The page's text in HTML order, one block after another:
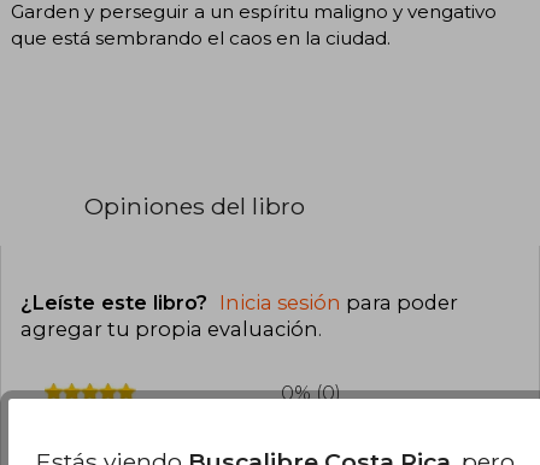
Garden y perseguir a un espíritu maligno y vengativo
que está sembrando el caos en la ciudad.
Opiniones del libro
¿Leíste este libro? Inicia sesión para poder
agregar tu propia evaluación.
0% (0)